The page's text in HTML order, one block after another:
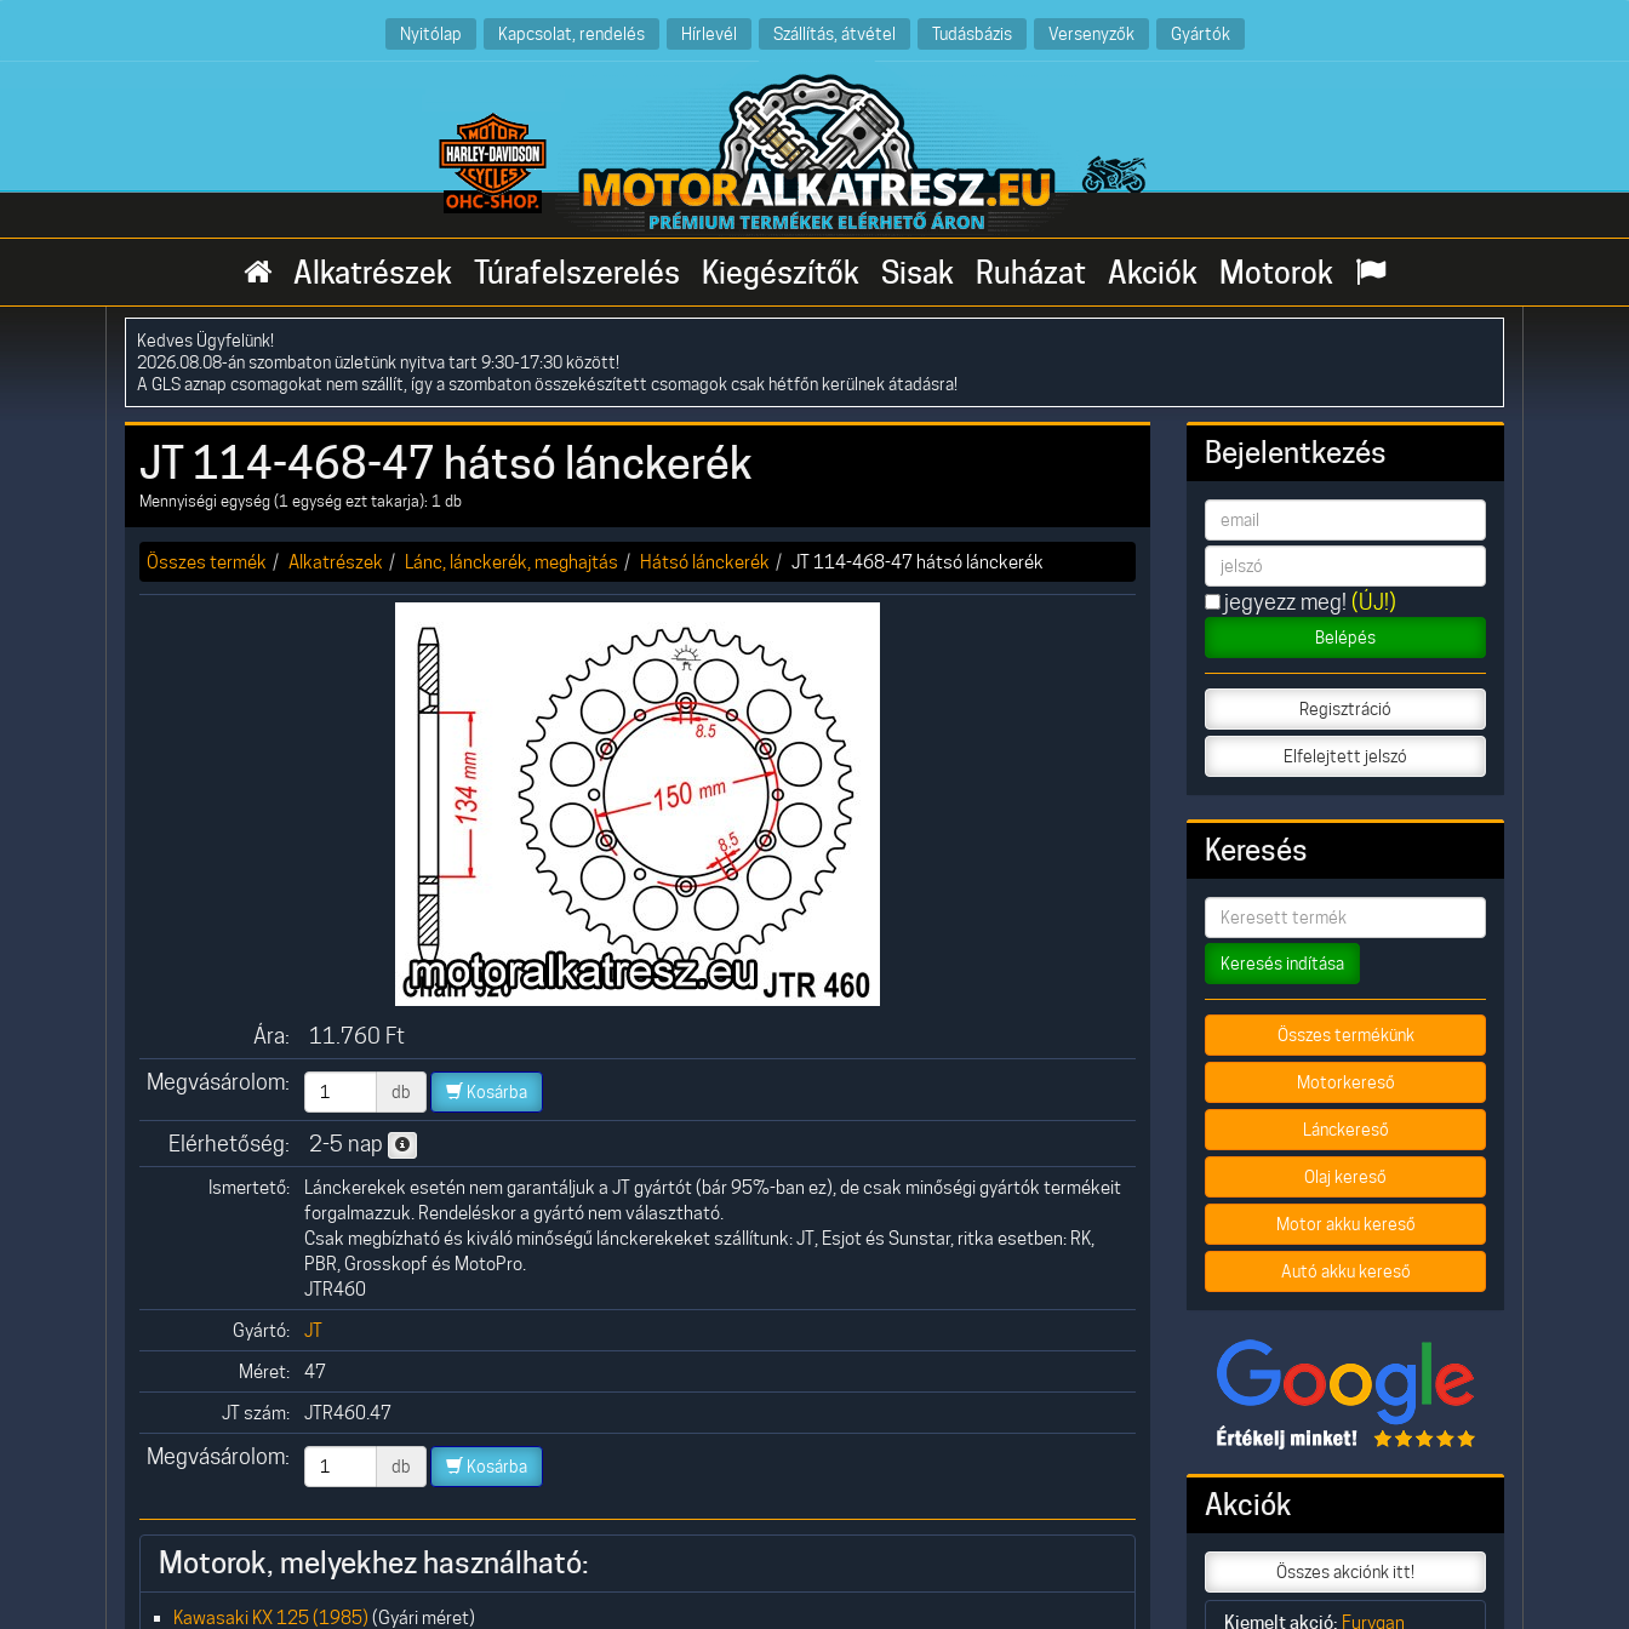
Nyitólap Kapcsolat, rendelés Hírlevél Szállítás, átvétel Tudásbázis Versenyzők Gyártók
Alkatrészek Túrafelszerelés Kiegészítők Sisak Ruházat Akciók Motorok
Kedves Ügyfelünk!
2026.08.08-án szombaton üzletünk nyitva tart 9:30-17:30 között!
A GLS aznap csomagokat nem szállít, így a szombaton összekészített csomagok csak hétfőn kerülnek átadásra!
JT 114-468-47 hátsó lánckerék
Mennyiségi egység (1 egység ezt takarja): 1 db
Összes termék Alkatrészek Lánc, lánckerék, meghajtás Hátsó lánckerék JT 114-468-47 hátsó lánckerék
Ára: 11.760 Ft
Megvásárolom:
db Kosárba
Elérhetőség: 2-5 nap
Ismertető:
Lánckerekek esetén nem garantáljuk a JT gyártót (bár 95%-ban ez), de csak minőségi gyártók termékeit
forgalmazzuk. Rendeléskor a gyártó nem választható.
Csak megbízható és kiváló minőségű lánckerekeket szállítunk: JT, Esjot és Sunstar, ritka esetben: RK,
PBR, Grosskopf és MotoPro.
JTR460
Gyártó:
JT
Méret:
47
JT szám:
JTR460.47
Megvásárolom: db Kosárba
Motorok, melyekhez használható:
Kawasaki KX 125 (1985) (Gyári méret)
Bejelentkezés
jegyezz meg! (ÚJ!)
Belépés
Regisztráció
Elfelejtett jelszó
Keresés
Keresés indítása
Összes termékünk
Motorkereső
Lánckereső
Olaj kereső
Motor akku kereső
Autó akku kereső
Akciók
Összes akciónk itt!
Kiemelt akció: Furygan